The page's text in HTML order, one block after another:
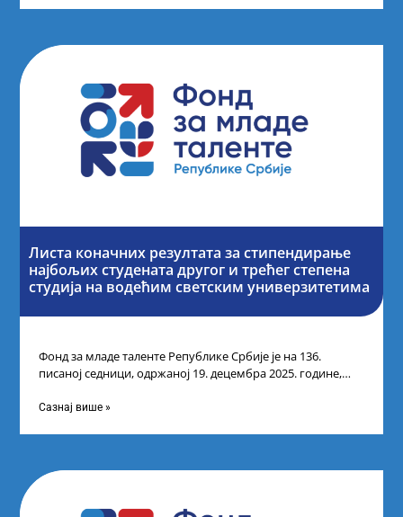
Листа коначних резултата за стипендирање
најбољих студената другог и трећег степена
студија на водећим светским универзитетима
Фонд за младе таленте Републике Србије је на 136.
писаној седници, одржаној 19. децембра 2025. године,
Сазнај више »